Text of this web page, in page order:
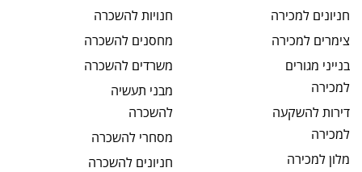
חניונים למכירה
צימרים למכירה
בנייני מגורים
למכירה
דירות להשקעה
למכירה
מלון למכירה
חנויותלהשכרה
מחסנים להשכרה
משרדים להשכרה
מבני תעשיה
להשכרה
מסחרי להשכרה
חניונים להשכרה